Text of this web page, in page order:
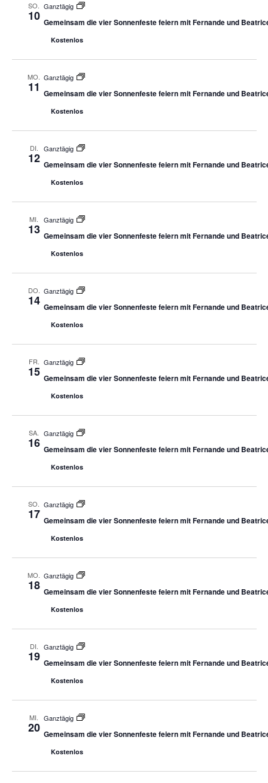
SO.
10
Ganztägig
Gemeinsam die vier Sonnenfeste feiern mit Fernande und
Kostenlos
MO.
11
Ganztägig
Gemeinsam die vier Sonnenfeste feiern mit Fernande und
Kostenlos
DI.
12
Ganztägig
Gemeinsam die vier Sonnenfeste feiern mit Fernande und
Kostenlos
MI.
13
Ganztägig
Gemeinsam die vier Sonnenfeste feiern mit Fernande und
Kostenlos
DO.
14
Ganztägig
Gemeinsam die vier Sonnenfeste feiern mit Fernande und
Kostenlos
FR.
15
Ganztägig
Gemeinsam die vier Sonnenfeste feiern mit Fernande und
Kostenlos
SA.
16
Ganztägig
Gemeinsam die vier Sonnenfeste feiern mit Fernande und
Kostenlos
SO.
17
Ganztägig
Gemeinsam die vier Sonnenfeste feiern mit Fernande und
Kostenlos
MO.
18
Ganztägig
Gemeinsam die vier Sonnenfeste feiern mit Fernande und
Kostenlos
DI.
19
Ganztägig
Gemeinsam die vier Sonnenfeste feiern mit Fernande und
Kostenlos
MI.
20
Ganztägig
Gemeinsam die vier Sonnenfeste feiern mit Fernande und
Kostenlos